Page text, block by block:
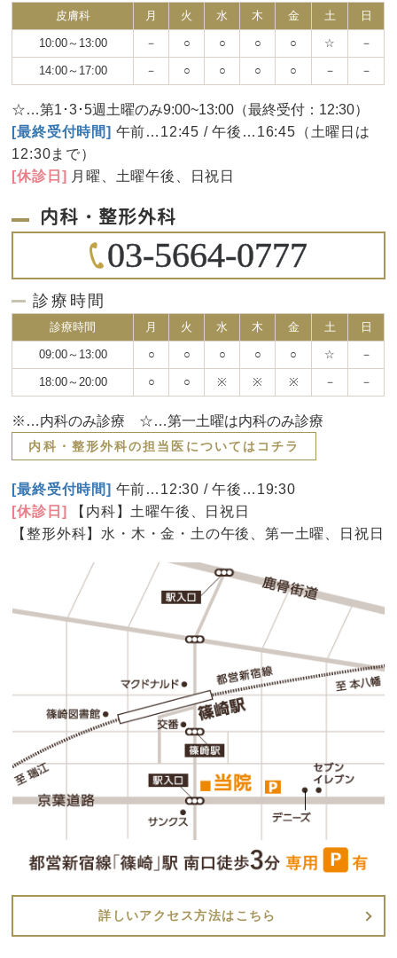
皮膚科 月 火 水 木 金 土 日
10:00～13:00 － ○ ○ ○ ○ ☆ －
14:00～17:00 － ○ ○ ○ ○ － －
☆…第1･3･5週土曜のみ9:00~13:00（最終受付：12:30）
[最終受付時間] 午前…12:45 / 午後…16:45（土曜日は
12:30まで）
[休診日] 月曜、土曜午後、日祝日
内科・整形外科
03-5664-0777
診療時間
診療時間 月 火 水 木 金 土 日
09:00～13:00 ○ ○ ○ ○ ○ ☆ －
18:00～20:00 ○ ○ ※ ※ ※ － －
※…内科のみ診療 ☆…第一土曜は内科のみ診療
内科・整形外科の担当医についてはコチラ
[最終受付時間] 午前…12:30 / 午後…19:30
[休診日]
【内科】土曜午後、日祝日
【整形外科】水・木・金・土の午後、第一土曜、日祝日
詳しいアクセス方法はこちら